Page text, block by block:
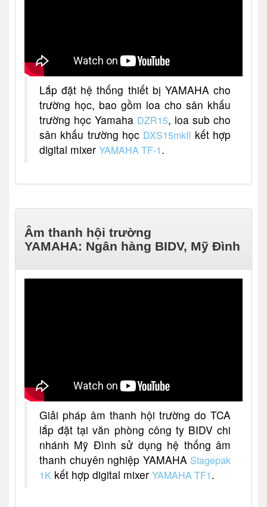
Lắp đặt hệ thống thiết bị YAMAHA cho
trường học, bao gồm loa cho sân khấu
trường học Yamaha DZR15, loa sub cho
sân khấu trường học DXS15mkII kết hợp
digital mixer YAMAHA TF-1.
Âm thanh hội trường
YAMAHA: Ngân hàng BIDV, Mỹ Đình
Giải pháp âm thanh hội trường do TCA
lắp đặt tại văn phòng công ty BIDV chi
nhánh Mỹ Đình sử dụng hệ thống âm
thanh chuyên nghiệp YAMAHA Stagepak
1K kết hợp digital mixer YAMAHA TF1.